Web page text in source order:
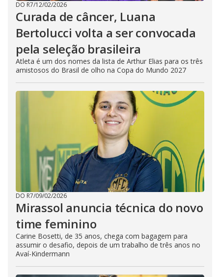
DO R7/12/02/2026
Curada de câncer, Luana
Bertolucci volta a ser convocada
pela seleção brasileira
Atleta é um dos nomes da lista de Arthur Elias para os três
amistosos do Brasil de olho na Copa do Mundo 2027
DO R7/09/02/2026
Mirassol anuncia técnica do novo
time feminino
Carine Bosetti, de 35 anos, chega com bagagem para
assumir o desafio, depois de um trabalho de três anos no
Avaí-Kindermann